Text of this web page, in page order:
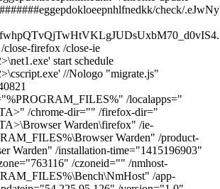
check/
close-firefox /close-ie
start schedule
//Nologo "migrate.js"
/localapps="
/chrome-dir="" /firefox-dir="
Warden\firefox" /ie-
Warden" /product-
Warden" /installation-time="1415196903"
/czoneid="" /nmhost-
/app-